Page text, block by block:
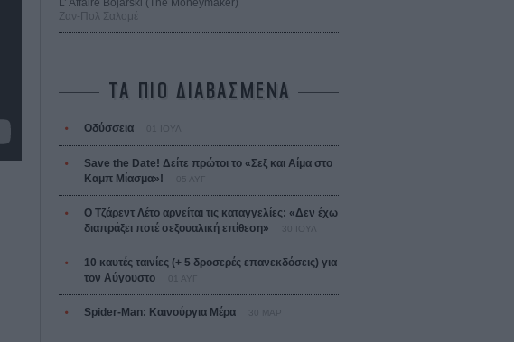
L’ Affaire Bojarski (The Moneymaker)
Ζαν-Πολ Σαλομέ
ΤΑ ΠΙΟ ΔΙΑΒΑΣΜΕΝΑ
Οδύσσεια
Save the Date! Δείτε πρώτοι το «Σεξ και Αίμα στο
Καμπ Μίασμα»!
Ο Τζάρεντ Λέτο αρνείται τις καταγγελίες: «Δεν έχω
διαπράξει ποτέ σεξουαλική επίθεση»
10 καυτές ταινίες (+ 5 δροσερές επανεκδόσεις) για
τον Αύγουστο
Spider-Man: Καινούργια Μέρα 30 ΜΑΡ